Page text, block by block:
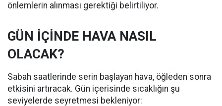
önlemlerin alınması gerektiği belirtiliyor.
GÜN İÇİNDE HAVA NASIL
OLACAK?
Sabah saatlerinde serin başlayan hava, öğleden sonra
etkisini artıracak. Gün içerisinde sıcaklığın şu
seviyelerde seyretmesi bekleniyor: